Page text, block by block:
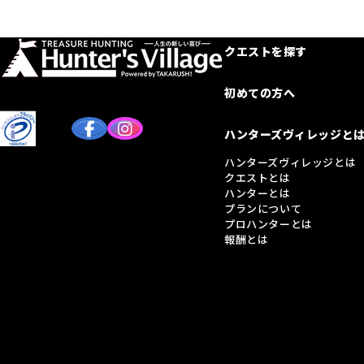
クエストを探す
初めての方へ
ハンターズヴィレッジと
ハンターズヴィレッジとは
クエストとは
ハンターとは
プランについて
プロハンターとは
報酬とは